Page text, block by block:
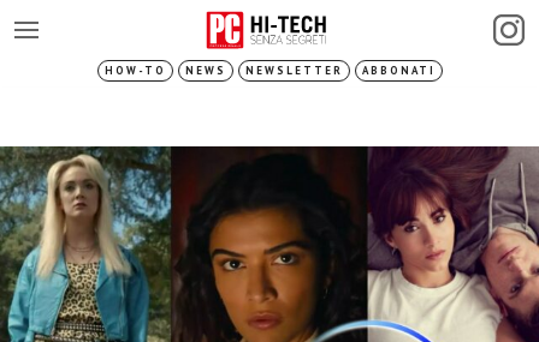
HOW-TO NEWS NEWSLETTER ABBONATI